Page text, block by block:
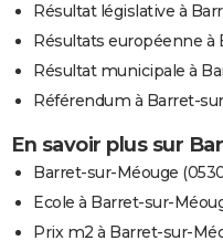
Résultat législative à
Résultats européenne à
Résultat municipale à
Référendum à Barret-
En savoir plus sur
Barret-sur-Méouge
Ecole à Barret-sur-
Prix m2 à Barret-sur-